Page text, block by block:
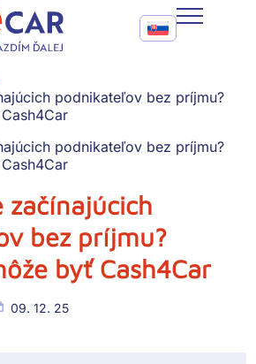
podnikateľov bez príjmu? Riešením
Call To Action
podnikateľov bez príjmu?
začínajúcich
bez príjmu?
byť Cash4Car
09. 12. 25